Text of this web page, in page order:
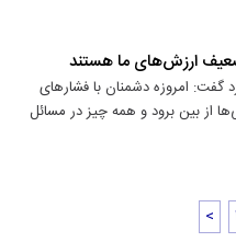
ارزش‌های ما هستند
گفت: امروزه دشمنان با فشارهای
از بین برود و همه‌ چیز در مسائل
<